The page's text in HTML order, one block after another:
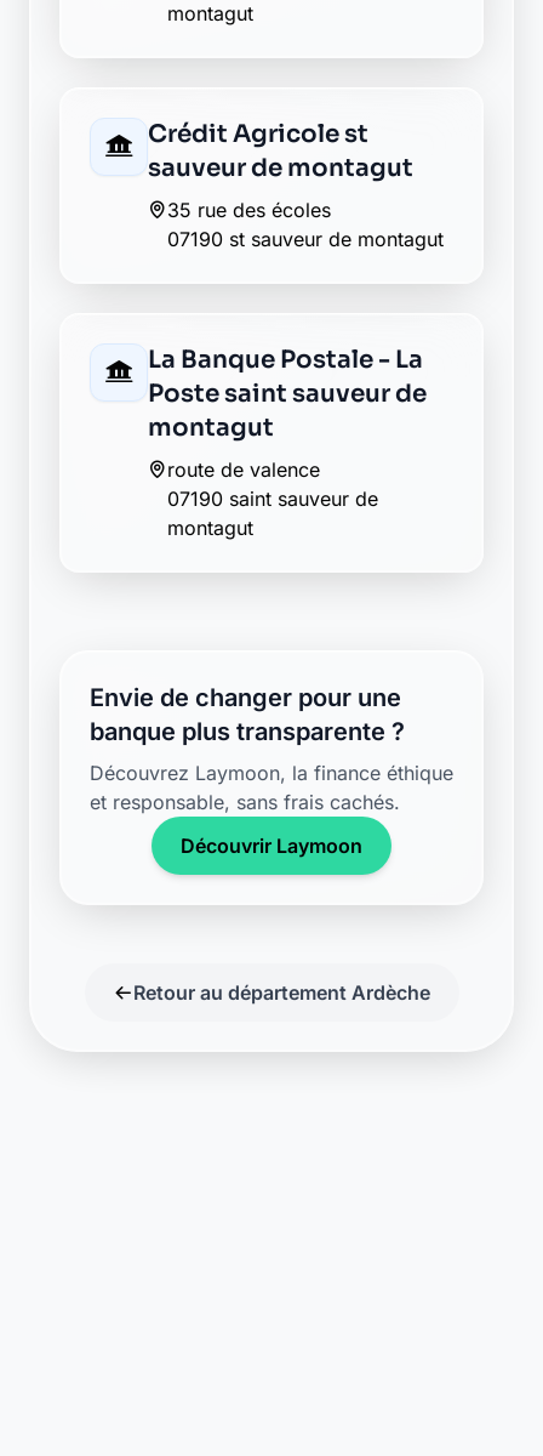
montagut
Crédit Agricole st
sauveur de montagut
35 rue des écoles
07190 st sauveur de montagut
La Banque Postale - La
Poste saint sauveur de
montagut
route de valence
07190 saint sauveur de
montagut
Envie de changer pour une
banque plus transparente ?
Découvrez Laymoon, la finance éthique
et responsable, sans frais cachés.
Découvrir Laymoon
Retour au département Ardèche